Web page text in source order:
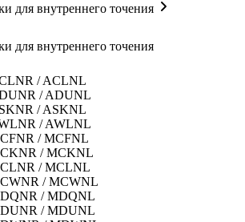
для внутреннего точения
для внутреннего точения
/ ACLNL
/ ADUNL
/ ASKNL
/ AWLNL
/ MCFNL
/ MCKNL
/ MCLNL
/ MCWNL
/ MDQNL
/ MDUNL